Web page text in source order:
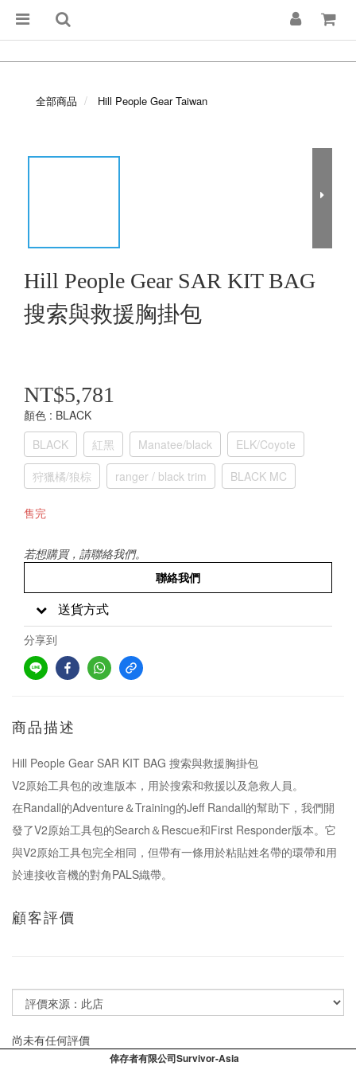
全部商品 Hill People Gear Taiwan
Hill People Gear SAR KIT BAG
搜索與救援胸掛包
NT$5,781
顏色 : BLACK
BLACK
紅黑 Manatee/black
ELK/Coyote
狩獵橘/狼棕
ranger / black trim BLACK MC
售完
若想購買，請聯絡我們。
聯絡我們
送貨方式
分享到
商品描述
Hill People Gear SAR KIT BAG 搜索與救援胸掛包
V2原始工具包的改進版本，用於搜索和救援以及急救人員。
在Randall的Adventure＆Training的Jeff Randall的幫助下，我們開
發了V2原始工具包的Search＆Rescue和First Responder版本。它
與V2原始工具包完全相同，但帶有一條用於粘貼姓名帶的環帶和用
於連接收音機的對角PALS織帶。
顧客評價
尚未有任何評價
倖存者有限公司Survivor-Asia